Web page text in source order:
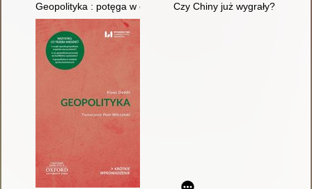
Geopolityka : potęga w czasie i przestrzeniCzy Chiny już wygrały?